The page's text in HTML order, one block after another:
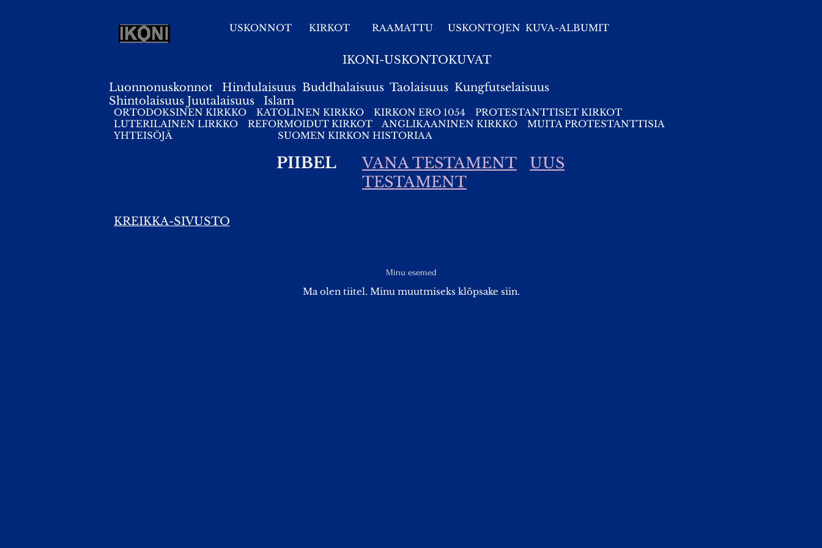
USKONNOT KIRKOT RAAMATTU USKONTOJEN KUVA-ALBUMIT
IKONI-USKONTOKUVAT
Luonnonuskonnot Hindulaisuus Buddhalaisuus Taolaisuus Kungfutselaisuus
Shintolaisuus Juutalaisuus Islam
ORTODOKSINEN KIRKKO KATOLINEN KIRKKO KIRKON ERO 1054
PROTESTANTTISET KIRKOT
LUTERILAINEN LIRKKO
REFORMOIDUT KIRKOT ANGLIKAANINEN KIRKKO
MUITA PROTESTANTTISIA
YHTEISÖJÄ
SUOMEN KIRKON HISTORIAA
PIIBEL VANA TESTAMENT
UUS
TESTAMENT
KREIKKA-SIVUSTO
Minu esemed
Ma olen tiitel.​ Minu muutmiseks klõpsake siin.